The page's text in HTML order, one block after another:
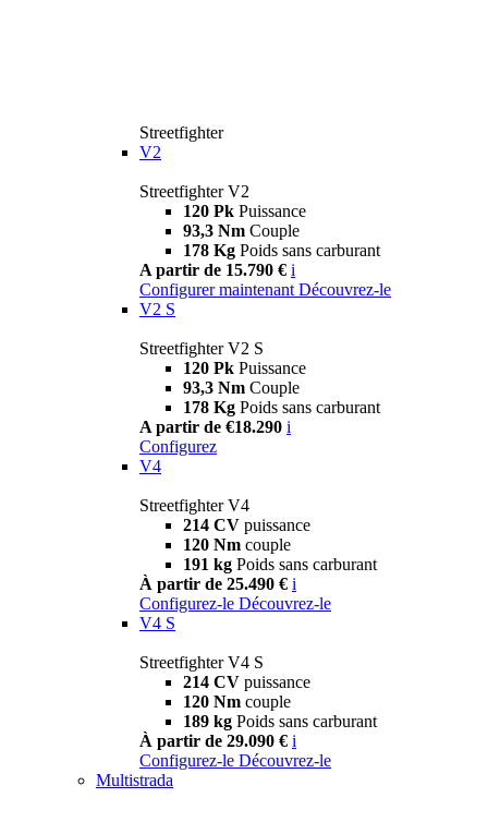
Streetfighter
V2
Streetfighter V2
120 Pk Puissance
93,3 Nm Couple
178 Kg Poids sans carburant
A partir de 15.790 € i
Configurer maintenant Découvrez-le
V2 S
Streetfighter V2 S
120 Pk Puissance
93,3 Nm Couple
178 Kg Poids sans carburant
A partir de €18.290 i
Configurez
V4
Streetfighter V4
214 CV puissance
120 Nm couple
191 kg Poids sans carburant
À partir de 25.490 € i
Configurez-le Découvrez-le
V4 S
Streetfighter V4 S
214 CV puissance
120 Nm couple
189 kg Poids sans carburant
À partir de 29.090 € i
Configurez-le Découvrez-le
Multistrada